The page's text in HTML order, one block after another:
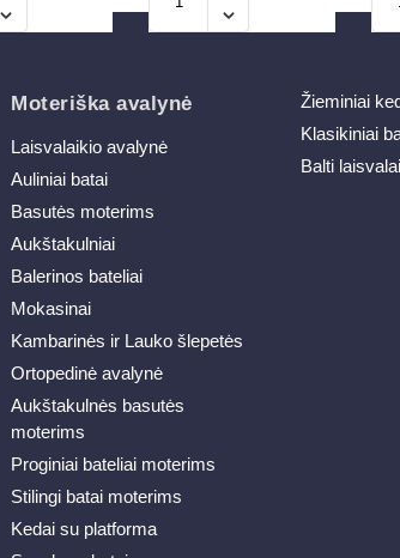
Moteriška avalynė
Laisvalaikio avalynė
Auliniai batai
Basutės moterims
Aukštakulniai
Balerinos bateliai
Mokasinai
Kambarinės ir Lauko šlepetės
Ortopedinė avalynė
Aukštakulnės basutės
moterims
Proginiai bateliai moterims
Stilingi batai moterims
Kedai su platforma
Žieminiai
Klasikiniai
Balti